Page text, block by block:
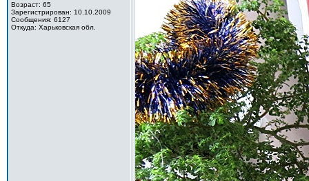
Возраст: 65
Зарегистрирован: 10.10.2009
Сообщения: 6127
Откуда: Харьковская обл.